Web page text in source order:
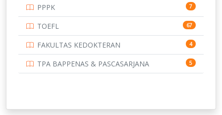
15
219
11
159
UNIVERSITAS JEMBER
PPPK 7
TOEFL 67
FAKULTAS KEDOKTERAN 4
TPA BAPPENAS & PASCASARJANA 5